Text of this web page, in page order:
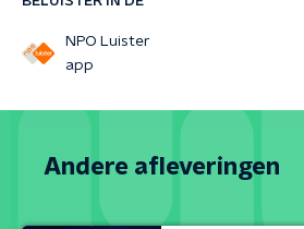
NPO Luister
app
Andere afleveringen